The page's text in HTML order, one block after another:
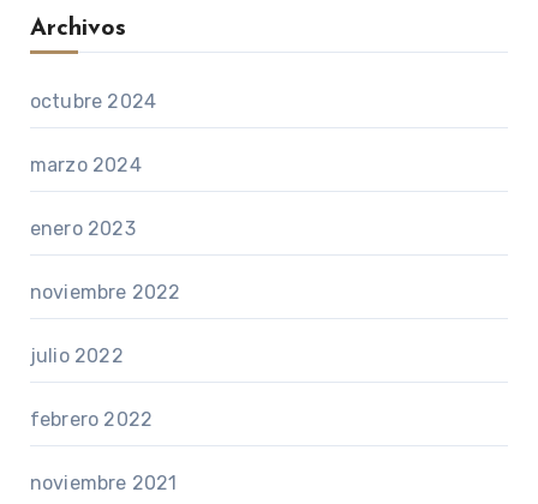
Archivos
octubre 2024
marzo 2024
enero 2023
noviembre 2022
julio 2022
febrero 2022
noviembre 2021